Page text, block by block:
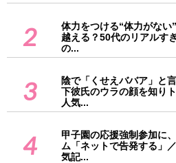
2
体力をつける“体力がない
越える？50代のリアルす
の...
3
陰で「くせえババア」と
下彼氏のウラの顔を知り
人気...
4
甲子園の応援強制参加に
ム「ネットで告発する」
気記...